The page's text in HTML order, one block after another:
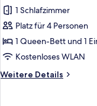
Vierbettzimmer
anzeigen
1 Schlafzimmer
Platz für 4 Personen
1 Queen-Bett und 1
Kostenloses WLAN
Weitere Details
Weitere